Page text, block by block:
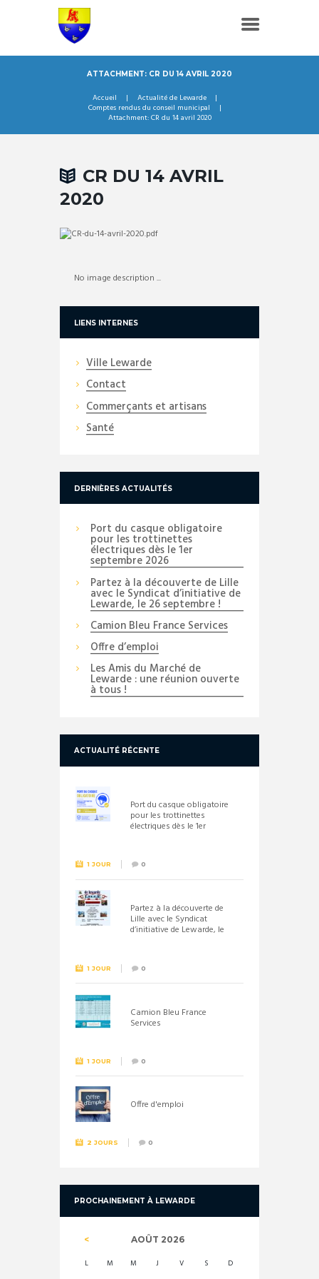
ATTACHMENT: CR DU 14 AVRIL 2020
Accueil
Actualité de Lewarde
Comptes rendus du conseil municipal
Attachment: CR du 14 avril 2020
CR DU 14 AVRIL
2020
No image description ...
LIENS INTERNES
Ville Lewarde
Contact
Commerçants et artisans
Santé
DERNIÈRES ACTUALITÉS
Port du casque obligatoire
pour les trottinettes
électriques dès le 1er
septembre 2026
Partez à la découverte de Lille
avec le Syndicat d’initiative de
Lewarde, le 26 septembre !
Camion Bleu France Services
Offre d’emploi
Les Amis du Marché de
Lewarde : une réunion ouverte
à tous !
ACTUALITÉ RÉCENTE
Port du casque obligatoire
pour les trottinettes
électriques dès le 1er
1 JOUR 0
Partez à la découverte de
Lille avec le Syndicat
d’initiative de Lewarde, le
1 JOUR 0
Camion Bleu France
Services
1 JOUR 0
Offre d'emploi
2 JOURS 0
PROCHAINEMENT À LEWARDE
AOÛT 2026
L M M J V S D